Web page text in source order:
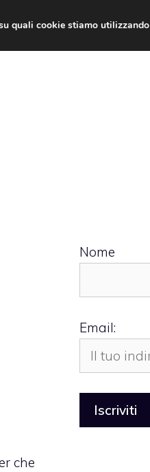
che
Nome
Email:
quali cookie stiamo utilizzando